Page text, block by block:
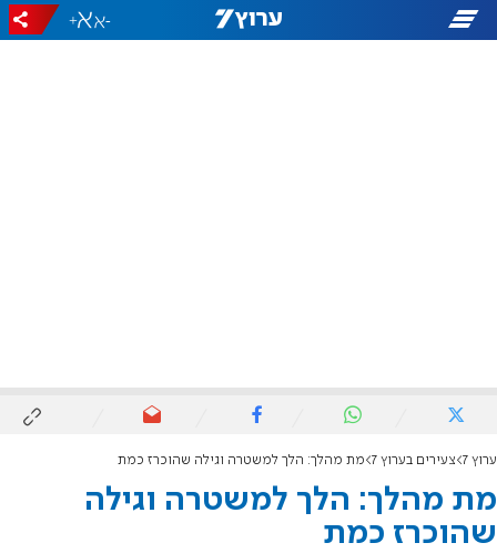
-
+
ערוץ 7 צעירים בערוץ 7 מת מהלך: הלך למשטרה וגילה שהוכרז כמת
מת מהלך: הלך למשטרה וגילה
שהוכרז כמת